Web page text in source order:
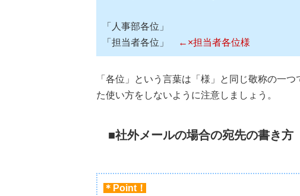
「人事部各位」
「担当者各位」
←×担当者各位様
「各位」という言葉は「様」と同じ敬称の一
た使い方をしないように注意しましょう。
社外メールの場合の宛先の書き方
＊Point！